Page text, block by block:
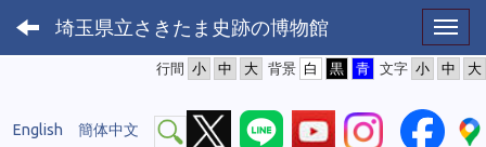
埼玉県立さきたま史跡の博物館
文字
背景
行間
English 簡体中文